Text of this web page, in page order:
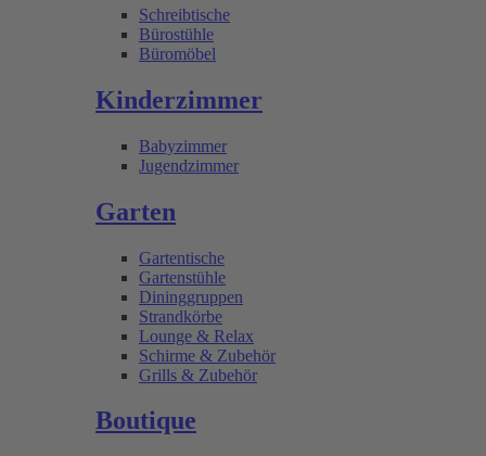
Schreibtische
Bürostühle
Büromöbel
Kinderzimmer
Babyzimmer
Jugendzimmer
Garten
Gartentische
Gartenstühle
Dininggruppen
Strandkörbe
Lounge & Relax
Schirme & Zubehör
Grills & Zubehör
Boutique